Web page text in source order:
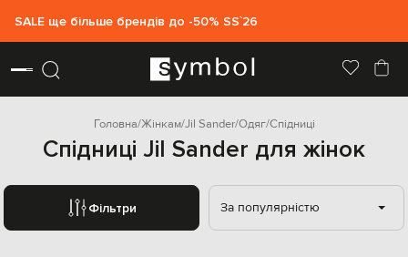
SALE ще більше брендів до -50% SS`26
Головна Жінкам Jil Sander Одяг Спідниці
Спідниці Jil Sander для жінок
Фільтри За популярністю